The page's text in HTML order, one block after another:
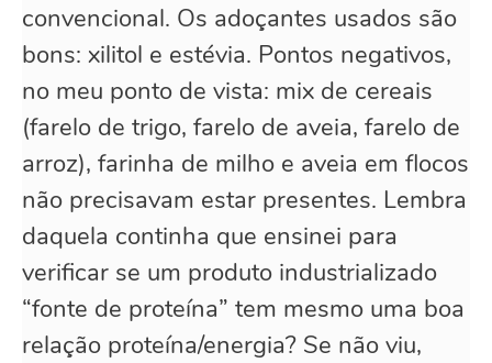
convencional. Os adoçantes usados são
bons: xilitol e estévia. Pontos negativos,
no meu ponto de vista: mix de cereais
(farelo de trigo, farelo de aveia, farelo de
arroz), farinha de milho e aveia em flocos
não precisavam estar presentes. Lembra
daquela continha que ensinei para
verificar se um produto industrializado
“fonte de proteína” tem mesmo uma boa
relação proteína/energia? Se não viu,